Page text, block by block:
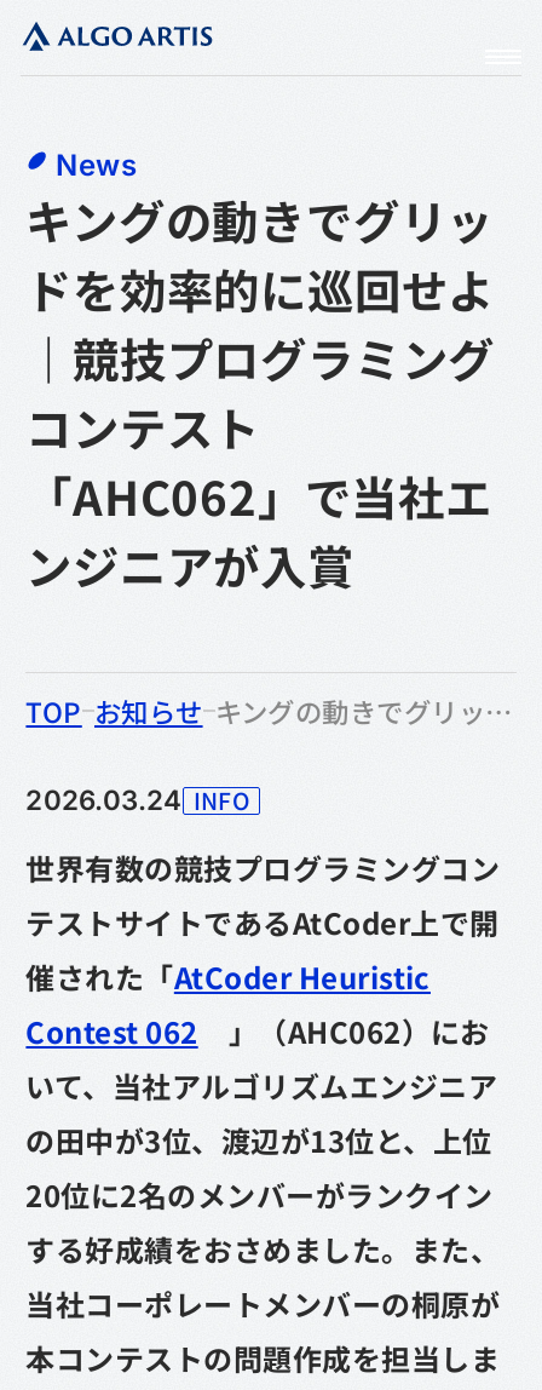
News
キングの動きでグリッ
ドを効率的に巡回せよ
｜競技プログラミング
コンテスト
「AHC062」で当社エ
ンジニアが入賞
TOP お知らせのなかの キングの動きでグリッドを効率的に巡回せよ｜競技プログラミングコンテスト「AHC062」で当社エンジニアが入賞
2026.03.24
カテゴリー
INFO
世界有数の競技プログラミングコン
テストサイトであるAtCoder上で開
催された「AtCoder Heuristic
Contest 062
」（AHC062）にお
いて、当社アルゴリズムエンジニア
の田中が3位、渡辺が13位と、上位
20位に2名のメンバーがランクイン
する好成績をおさめました。また、
当社コーポレートメンバーの桐原が
本コンテストの問題作成を担当しま